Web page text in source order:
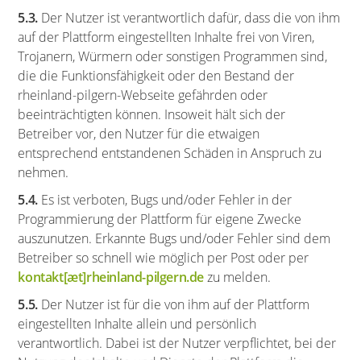
5.3.Der Nutzer ist verantwortlich dafür, dass die von ihm
auf der Plattform eingestellten Inhalte frei von Viren,
Trojanern, Würmern oder sonstigen Programmen sind,
die die Funktionsfähigkeit oder den Bestand der
rheinland-pilgern-Webseite gefährden oder
beeinträchtigten können. Insoweit hält sich der
Betreiber vor, den Nutzer für die etwaigen
entsprechend entstandenen Schäden in Anspruch zu
nehmen.
5.4.Es ist verboten, Bugs und/oder Fehler in der
Programmierung der Plattform für eigene Zwecke
auszunutzen. Erkannte Bugs und/oder Fehler sind dem
Betreiber so schnell wie möglich per Post oder per
kontakt[æt]rheinland-pilgern.dezu melden.
5.5.Der Nutzer ist für die von ihm auf der Plattform
eingestellten Inhalte allein und persönlich
verantwortlich. Dabei ist der Nutzer verpflichtet, bei der